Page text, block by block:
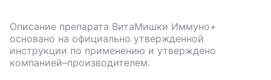
Описание препарата ВитаМишки Иммуно+
основано на официально утвержденной
инструкции по применению и утверждено
компанией–производителем.